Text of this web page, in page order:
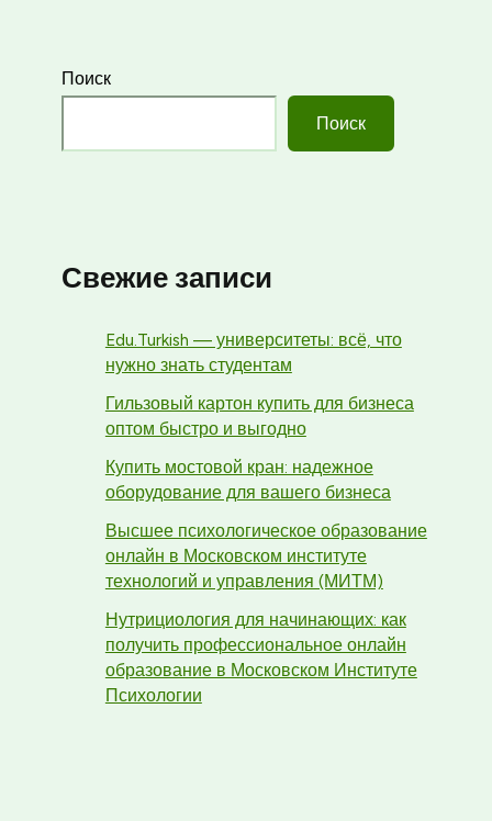
Поиск
Поиск
Свежие записи
Edu.Turkish — университеты: всё, что
нужно знать студентам
Гильзовый картон купить для бизнеса
оптом быстро и выгодно
Купить мостовой кран: надежное
оборудование для вашего бизнеса
Высшее психологическое образование
онлайн в Московском институте
технологий и управления (МИТМ)
Нутрициология для начинающих: как
получить профессиональное онлайн
образование в Московском Институте
Психологии